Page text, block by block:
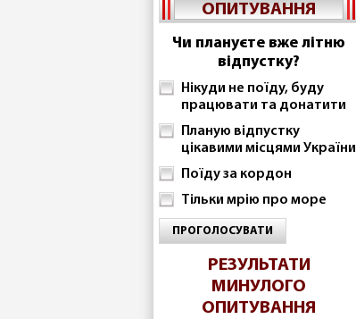
ОПИТУВАННЯ
Чи плануєте вже літню
відпустку?
Нікуди не поїду, буду
працювати та донатити
Планую відпустку
цікавими місцями України
Поїду за кордон
Тільки мрію про море
ПРОГОЛОСУВАТИ
РЕЗУЛЬТАТИ
МИНУЛОГО
ОПИТУВАННЯ